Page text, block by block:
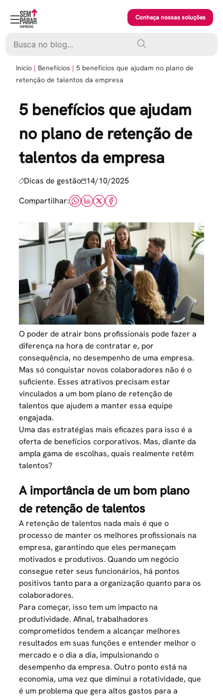
content
Conheça nossas soluções
Início Benefícios
5 benefícios que ajudam no plano de
retenção de talentos da empresa
5 benefícios que ajudam
no plano de retenção de
talentos da empresa
Dicas de gestão 14/10/2025
Compartilhar:
O poder de atrair bons profissionais pode fazer a
diferença na hora de contratar e, por
consequência, no desempenho de uma empresa.
Mas só conquistar novos colaboradores não é o
suficiente. Esses atrativos precisam estar
vinculados a um bom plano de retenção de
talentos que ajudem a manter essa equipe
engajada.
Uma das estratégias mais eficazes para isso é a
oferta de benefícios corporativos. Mas, diante da
ampla gama de escolhas, quais realmente retêm
talentos?
A importância de um bom plano
de retenção de talentos
A retenção de talentos nada mais é que o
processo de manter os melhores profissionais na
empresa, garantindo que eles permaneçam
motivados e produtivos. Quando um negócio
consegue reter seus funcionários, há pontos
positivos tanto para a organização quanto para os
colaboradores.
Para começar, isso tem um impacto na
produtividade. Afinal, trabalhadores
comprometidos tendem a alcançar melhores
resultados em suas funções e entender melhor o
mercado e o dia a dia, impulsionando o
desempenho da empresa. Outro ponto está na
economia, uma vez que diminui a rotatividade, que
é um problema que gera altos gastos para a